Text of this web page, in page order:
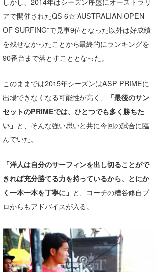
アで開催されたQS 6☆”AUSTRALIAN OPEN
OF SURFING”で見事9位となった以外は好成績
を残せなかったことから最終的にランキングを
90番台まで落とすこととなった。
このままでは2015年シーズンはASP PRIMEに
出場できなくなる可能性が高く、
「最後のサン
セットのPRIMEでは、ひとつでも多く勝ちた
い」 と、そんな強い思いと共に今回の試合に臨
んでいた。
「洋人は自分のサーフィンを出し切ることがで
きれば充分勝てる力を持っているから、とにか
く一本一本を丁寧に」 と、コーチの糟谷修自プ
ロからもアドバイスが入る。